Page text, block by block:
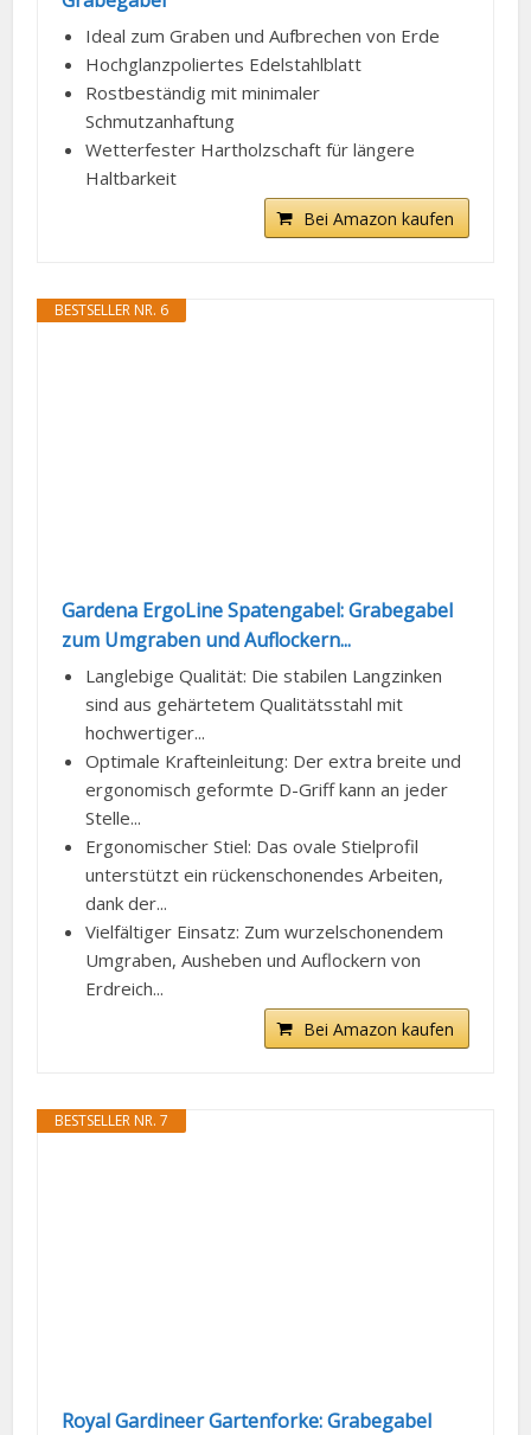
Ideal zum Graben und Aufbrechen von Erde
Hochglanzpoliertes Edelstahlblatt
Rostbeständig mit minimaler
Schmutzanhaftung
Wetterfester Hartholzschaft für längere
Haltbarkeit
Bei Amazon kaufen
BESTSELLER NR. 6
Gardena ErgoLine Spatengabel: Grabegabel
zum Umgraben und Auflockern...
Langlebige Qualität: Die stabilen Langzinken
sind aus gehärtetem Qualitätsstahl mit
hochwertiger...
Optimale Krafteinleitung: Der extra breite und
ergonomisch geformte D-Griff kann an jeder
Stelle...
Ergonomischer Stiel: Das ovale Stielprofil
unterstützt ein rückenschonendes Arbeiten,
dank der...
Vielfältiger Einsatz: Zum wurzelschonendem
Umgraben, Ausheben und Auflockern von
Erdreich...
Bei Amazon kaufen
BESTSELLER NR. 7
Royal Gardineer Gartenforke: Grabegabel